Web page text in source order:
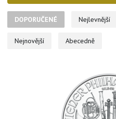
kovů. Mezi experty panuje
dlouhodobém podhodnocení
DOPORUČENÉ Nejlevnější
Nejnovější Abecedně